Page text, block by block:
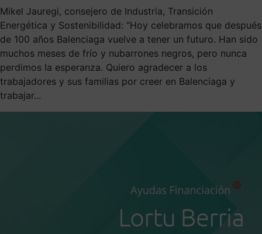
Mikel Jauregi, consejero de Industria, Transición
Energética y Sostenibilidad: “Hoy celebramos que después
de 100 años Balenciaga vuelve a tener un futuro. Han sido
muchos meses de frío y nubarrones negros, pero nunca
perdimos la esperanza. Quiero agradecer a los
trabajadores y sus familias por creer en Balenciaga y
trabajar...